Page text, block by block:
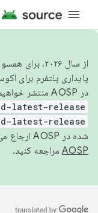
از سال ۲۰۲۶،
پایداری پلتفرم برای
در AOSP منتشر خواهیم کرد. برای ساخت و مشارکت در AOSP،
latest-release
latest-release
شده در AOSP ارجاع می‌دهد. برای اطلاعات بیشتر، به
AOSP مراجعه کنید.